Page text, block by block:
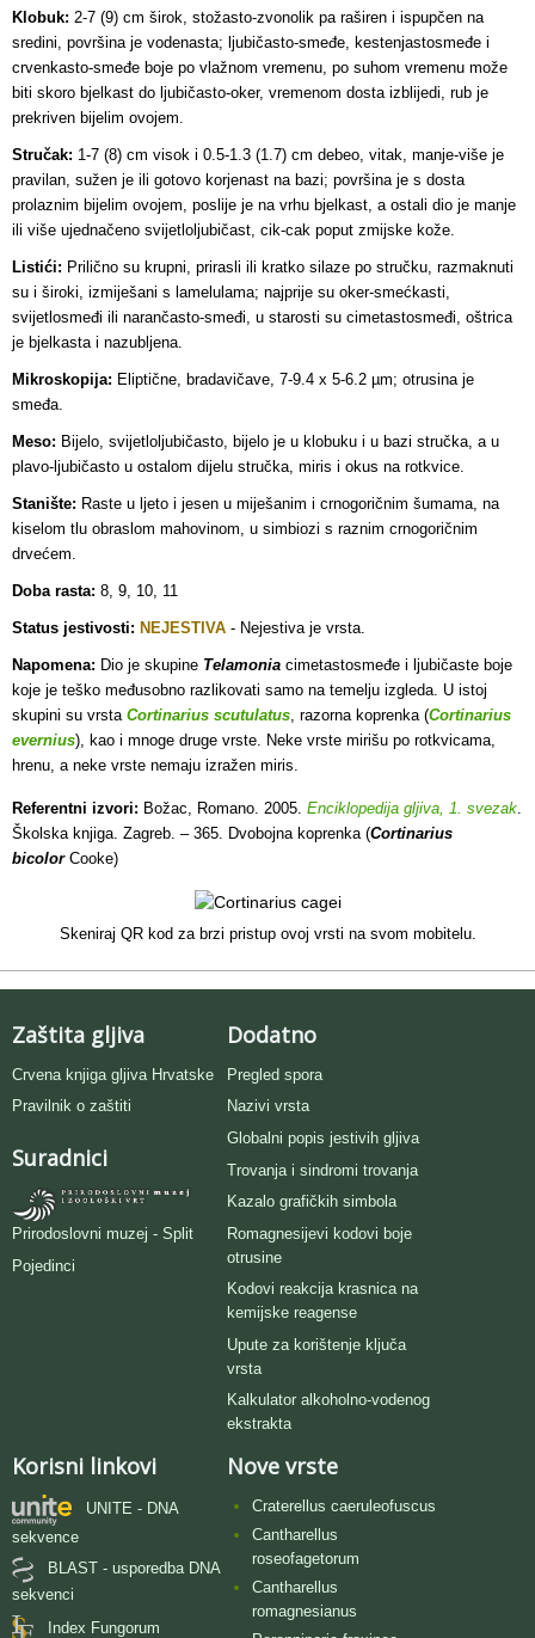
Klobuk: 2-7 (9) cm širok, stožasto-zvonolik pa raširen i ispupčen na
sredini, površina je vodenasta; ljubičasto-smeđe, kestenjastosmeđe i
crvenkasto-smeđe boje po vlažnom vremenu, po suhom vremenu može
biti skoro bjelkast do ljubičasto-oker, vremenom dosta izblijedi, rub je
prekriven bijelim ovojem.
Stručak: 1-7 (8) cm visok i 0.5-1.3 (1.7) cm debeo, vitak, manje-više je
pravilan, sužen je ili gotovo korjenast na bazi; površina je s dosta
prolaznim bijelim ovojem, poslije je na vrhu bjelkast, a ostali dio je manje
ili više ujednačeno svijetloljubičast, cik-cak poput zmijske kože.
Listići: Prilično su krupni, prirasli ili kratko silaze po stručku, razmaknuti
su i široki, izmiješani s lamelulama; najprije su oker-smećkasti,
svijetlosmeđi ili narančasto-smeđi, u starosti su cimetastosmeđi, oštrica
je bjelkasta i nazubljena.
Mikroskopija: Eliptične, bradavičave, 7-9.4 x 5-6.2 µm; otrusina je
smeđa.
Meso: Bijelo, svijetloljubičasto, bijelo je u klobuku i u bazi stručka, a u
plavo-ljubičasto u ostalom dijelu stručka, miris i okus na rotkvice.
Stanište: Raste u ljeto i jesen u miješanim i crnogoričnim šumama, na
kiselom tlu obraslom mahovinom, u simbiozi s raznim crnogoričnim
drvećem.
Doba rasta: 8, 9, 10, 11
Status jestivosti: NEJESTIVA - Nejestiva je vrsta.
Napomena: Dio je skupine Telamonia cimetastosmeđe i ljubičaste boje
koje je teško međusobno razlikovati samo na temelju izgleda. U istoj
skupini su vrsta Cortinarius scutulatus, razorna koprenka (Cortinarius
evernius), kao i mnoge druge vrste. Neke vrste mirišu po rotkvicama,
hrenu, a neke vrste nemaju izražen miris.
Referentni izvori: Božac, Romano. 2005. Enciklopedija gljiva, 1. svezak.
Školska knjiga. Zagreb. – 365. Dvobojna koprenka (Cortinarius
bicolorCooke)
Skeniraj QR kod za brzi pristup ovoj vrsti na svom mobitelu.
Zaštita gljiva
Crvena knjiga gljiva Hrvatske
Pravilnik o zaštiti
Suradnici
Prirodoslovni muzej - Split
Pojedinci
Dodatno
Pregled spora
Nazivi vrsta
Globalni popis jestivih gljiva
Trovanja i sindromi trovanja
Kazalo grafičkih simbola
Romagnesijevi kodovi boje
otrusine
Kodovi reakcija krasnica na
kemijske reagense
Upute za korištenje ključa
vrsta
Kalkulator alkoholno-vodenog
ekstrakta
Korisni linkovi
UNITE - DNA
sekvence
BLAST - usporedba DNA
sekvenci
Index Fungorum
Nove vrste
Craterellus caeruleofuscus
Cantharellus
roseofagetorum
Cantharellus
romagnesianus